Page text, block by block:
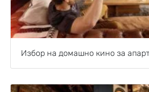
Избор на домашно кино за